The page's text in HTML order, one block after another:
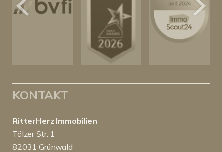
KONTAKT
RitterHerz Immobilien
Tölzer Str. 1
82031 Grünwald